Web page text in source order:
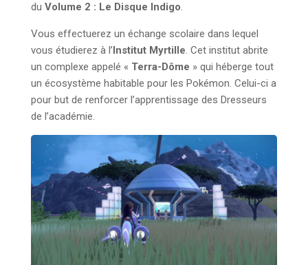
du Volume 2 : Le Disque Indigo.
Vous effectuerez un échange scolaire dans lequel
vous étudierez à l’ Institut Myrtille. Cet institut abrite
un complexe appelé « Terra-Dôme » qui héberge tout
un écosystème habitable pour les Pokémon. Celui-ci a
pour but de renforcer l’apprentissage des Dresseurs
de l’académie.